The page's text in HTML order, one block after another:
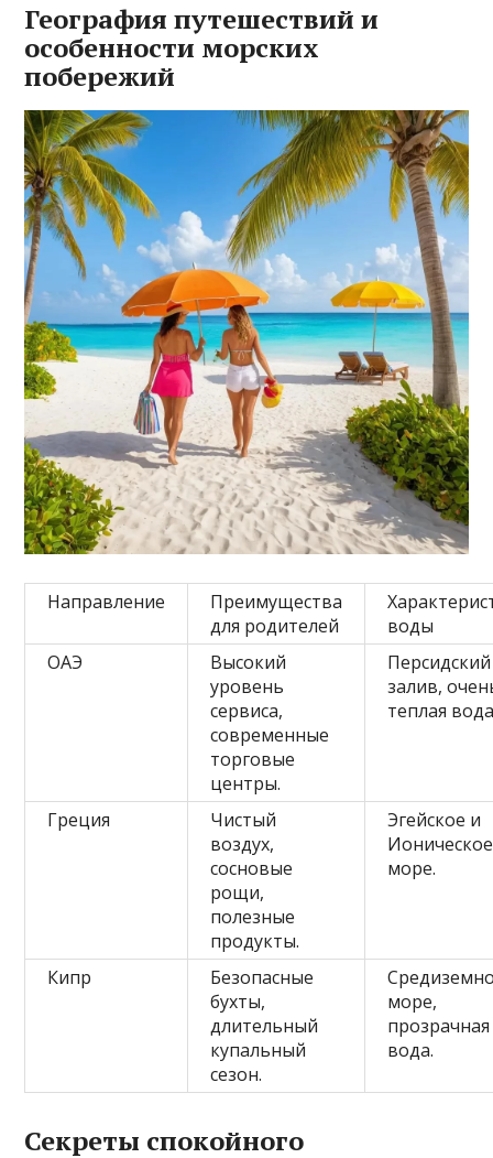
География путешествий и
особенности морских
побережий
Направление
Преимущества
для родителей
воды
ОАЭ
Высокий
уровень
сервиса,
современные
торговые
центры.
Персидский
залив,
теплая
Греция
Чистый
воздух,
сосновые
рощи,
полезные
продукты.
Эгейское и
Ионическое
море.
Кипр
Безопасные
бухты,
длительный
купальный
сезон.
море,
прозрачная
вода.
Секреты спокойного